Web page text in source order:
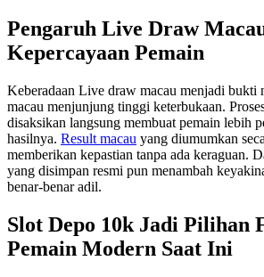
Pengaruh Live Draw
Kepercayaan Pemain
Keberadaan Live draw macau menjadi bukti
macau menjunjung tinggi keterbukaan.
disaksikan langsung membuat pemain lebih
hasilnya. Result macau yang diumumkan
memberikan kepastian tanpa ada keraguan.
yang disimpan resmi pun menambah
benar-benar adil.
Slot Depo 10k Jadi Pilihan
Pemain Modern Saat Ini